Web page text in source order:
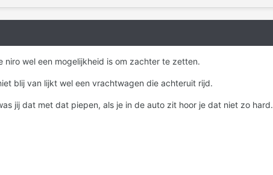
niro wel een mogelijkheid is om zachter te zetten.
blij van lijkt wel een vrachtwagen die achteruit rijd.
jij dat met dat piepen, als je in de auto zit hoor je dat niet zo hard.